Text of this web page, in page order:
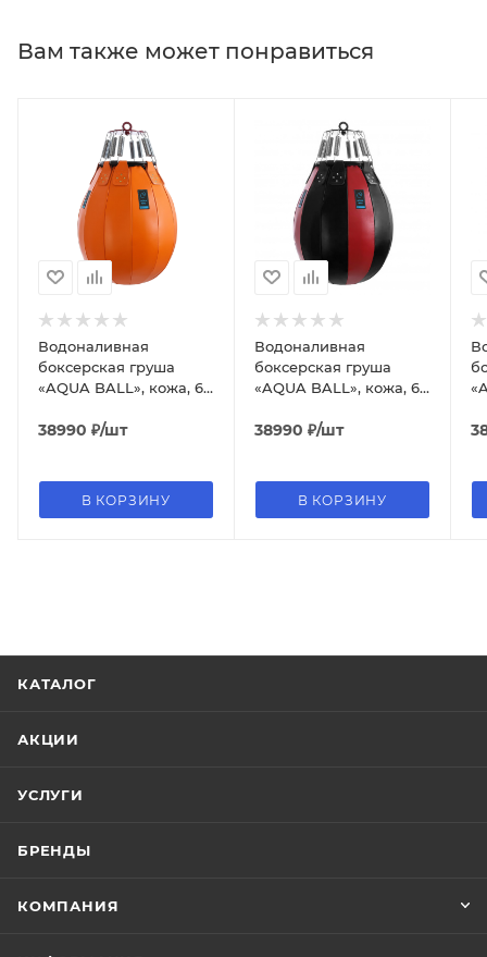
Вам также может понравиться
Водоналивная
боксерская груша
«AQUA BALL», кожа, 65
кг, оранжевый
38990 ₽/шт
В КОРЗИНУ
Водоналивная
боксерская груша
«AQUA BALL», кожа, 65
кг, чёрный/красный
38990 ₽/шт
В КОРЗИНУ
КАТАЛОГ
АКЦИИ
УСЛУГИ
БРЕНДЫ
КОМПАНИЯ